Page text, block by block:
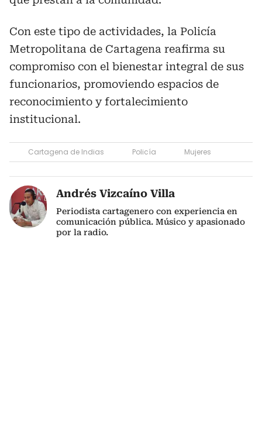
Con este tipo de actividades, la Policía
Metropolitana de Cartagena reafirma su
compromiso con el bienestar integral de sus
funcionarios, promoviendo espacios de
reconocimiento y fortalecimiento
institucional.
Cartagena de Indias Policía Mujeres
Andrés Vizcaíno Villa
Periodista cartagenero con experiencia en
comunicación pública. Músico y apasionado
por la radio.